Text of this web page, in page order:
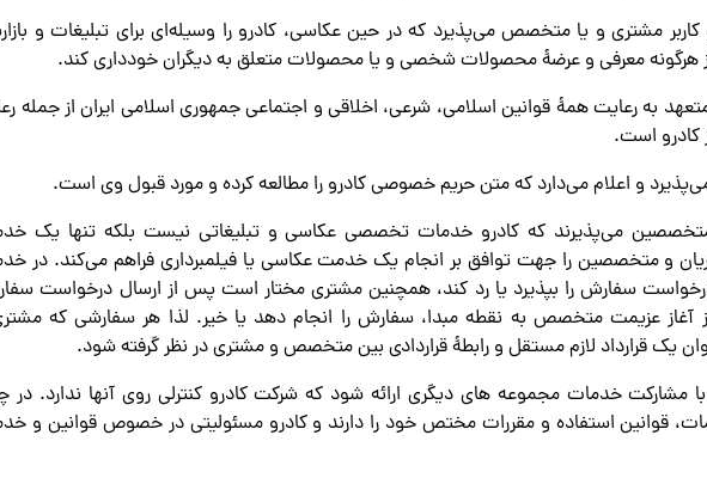
کاربر مشتری و یا متخصص می‌پذیرد که در حین عکاسی، کادرو را وسیله‌ای برای تبلیغات و
هرگونه معرفی و عرضۀ محصولات شخصی و یا محصولات متعلق به دیگران خودداری کند.
به رعایت همۀ قوانین اسلامی، شرعی، اخلاقی و اجتماعی جمهوری اسلامی ایران از جمله
کادرو است.
و متخصصین می‌پذیرند که کادرو خدمات تخصصی عکاسی و تبلیغاتی نیست بلکه تنها یک
و متخصصین را جهت توافق بر انجام یک خدمت عکاسی یا فیلمبرداری فراهم می‌کند. در
سفارش را بپذیرد یا رد کند، همچنین مشتری مختار است پس از ارسال درخواست
عزیمت متخصص به نقطه مبدا، سفارش را انجام دهد یا خیر. لذا هر سفارشی که
یک قرارداد لازم مستقل و رابطۀ قراردادی بین متخصص و مشتری در نظر گرفته شود.
مشارکت خدمات مجموعه های دیگری ارائه شود که شرکت کادرو کنترلی روی آنها ندارد. در
قوانین استفاده و مقررات مختص خود را دارند و کادرو مسئولیتی در خصوص قوانین و